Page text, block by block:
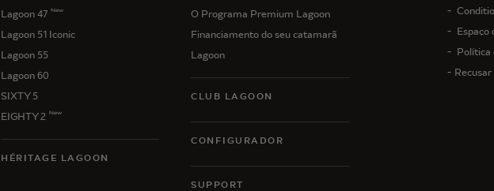
Lagoon 47 New
Lagoon 51 Iconic
Lagoon 55
Lagoon 60
SIXTY 5
EIGHTY 2
New
HÉRITAGE LAGOON
O Programa Premium Lagoon
Financiamento do seu catamarã
Lagoon
CLUB LAGOON
CONFIGURADOR
SUPPORT
Espaço
Política